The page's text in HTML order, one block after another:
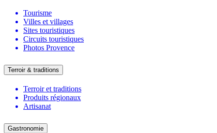
Tourisme
Villes et villages
Sites touristiques
Circuits touristiques
Photos Provence
Terroir & traditions
Terroir et traditions
Produits régionaux
Artisanat
Gastronomie